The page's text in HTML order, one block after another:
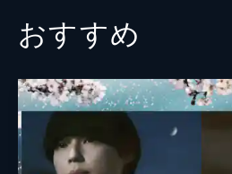
九太の母
一郎彦（少年期
おすすめ